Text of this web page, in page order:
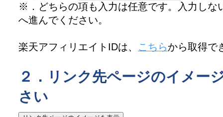
※．どちらの項も入力は任意です。入力しな
へ進んでください。
楽天アフィリエイトIDは、 こちらから取得で
２．リンク先ページのイメー
さい